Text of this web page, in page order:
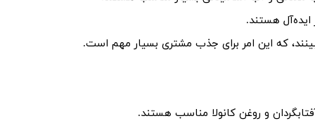
ایده‌آل هستند.
و روغن کانولا مناسب هستند.